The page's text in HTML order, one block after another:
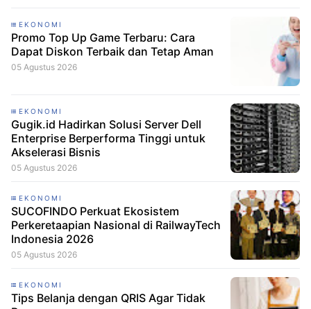
EKONOMI
Promo Top Up Game Terbaru: Cara
Dapat Diskon Terbaik dan Tetap Aman
05 Agustus 2026
EKONOMI
Gugik.id Hadirkan Solusi Server Dell
Enterprise Berperforma Tinggi untuk
Akselerasi Bisnis
05 Agustus 2026
EKONOMI
SUCOFINDO Perkuat Ekosistem
Perkeretaapian Nasional di RailwayTech
Indonesia 2026
05 Agustus 2026
EKONOMI
Tips Belanja dengan QRIS Agar Tidak